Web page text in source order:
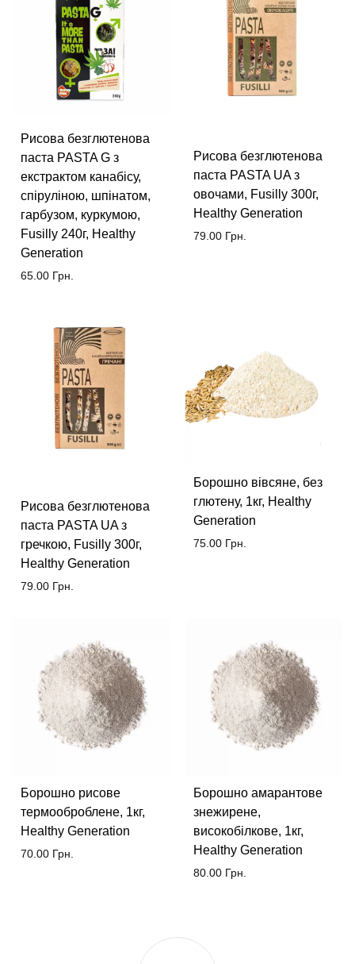
Рисова безглютенова
паста PASTA G з
екстрактом канабісу,
спіруліною, шпінатом,
гарбузом, куркумою,
Fusilly 240г, Healthy
Generation
65.00 Грн.
Рисова безглютенова
паста PASTA UA з
овочами, Fusilly 300г,
Healthy Generation
79.00 Грн.
Рисова безглютенова
паста PASTA UA з
гречкою, Fusilly 300г,
Healthy Generation
79.00 Грн.
Борошно вівсяне, без
глютену, 1кг, Healthy
Generation
75.00 Грн.
Борошно рисове
термооброблене, 1кг,
Healthy Generation
70.00 Грн.
Борошно амарантове
знежирене,
високобілкове, 1кг,
Healthy Generation
80.00 Грн.